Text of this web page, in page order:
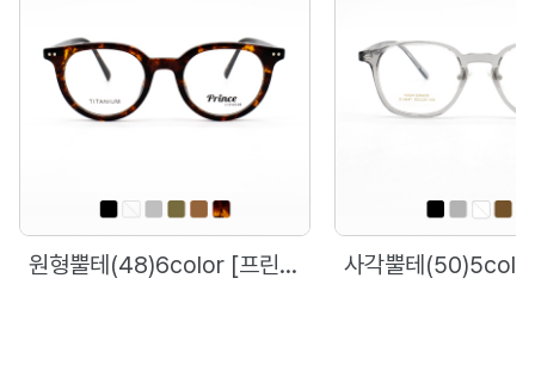
원형뿔테(48)6color [프린스]98597